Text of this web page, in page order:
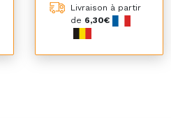
Livraison à partir
de 6,30€